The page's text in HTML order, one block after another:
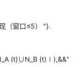
（窗口≤5） "}.
(t)∪N_B (t)∣),&&"